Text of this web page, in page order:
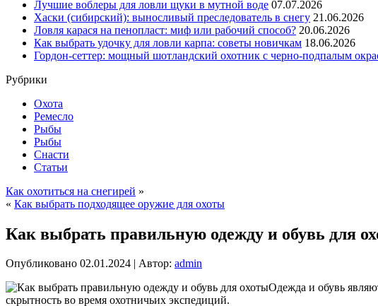
Лучшие воблеры для ловли щуки в мутной воде 07.07.2026
Хаски (сибирский): выносливый преследователь в снегу 21.06.2026
Ловля карася на пенопласт: миф или рабочий способ? 20.06.2026
Как выбрать удочку для ловли карпа: советы новичкам 18.06.2026
Гордон-сеттер: мощный шотландский охотник с черно-подпалым
Рубрики
Охота
Ремесло
Рыбы
Рыбы
Снасти
Статьи
Как охотиться на снегирей »
« Как выбрать подходящее оружие для охоты
Как выбрать правильную одежду и обувь для
Опубликовано 02.01.2024 Автор: admin
Одежда и обувь
скрытность во время охотничьих экспедиций.